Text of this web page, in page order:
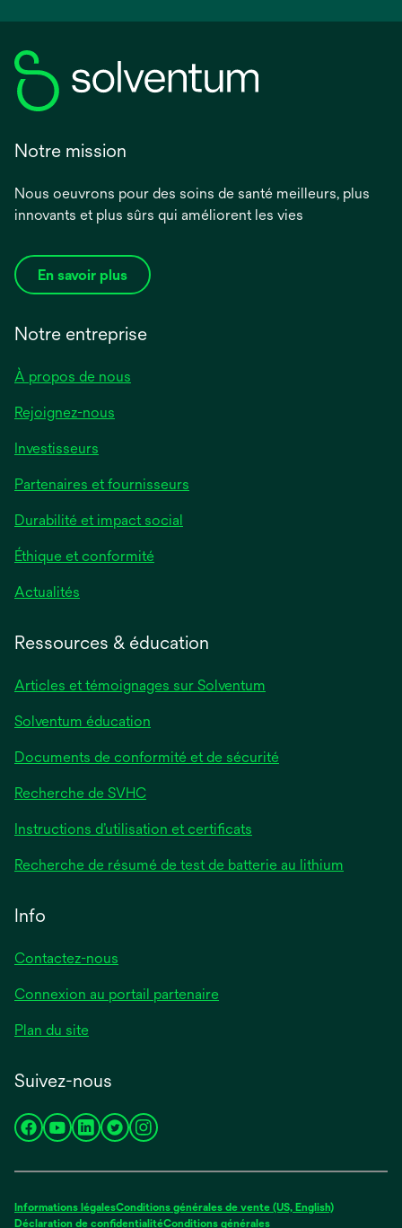
Notre mission
Nous oeuvrons pour des soins de santé meilleurs, plus
innovants et plus sûrs qui améliorent les vies
En savoir plus
Notre entreprise
À propos de nous
Rejoignez-nous
Investisseurs
Partenaires et fournisseurs
Durabilité et impact social
Éthique et conformité
Actualités
Ressources & éducation
Articles et témoignages sur Solventum
Solventum éducation
Documents de conformité et de sécurité
Recherche de SVHC
Instructions d’utilisation et certificats
Recherche de résumé de test de batterie au lithium
Info
Contactez-nous
Connexion au portail partenaire
Plan du site
Suivez-nous
s’ouvre
nouvel
onglet
s’ouvre
nouvel
onglet
s’ouvre
nouvel
onglet
s’ouvre
nouvel
onglet
s’ouvre
nouvel
onglet
Informations légalesConditions générales de vente (US, English)
Déclaration de confidentialitéConditions générales